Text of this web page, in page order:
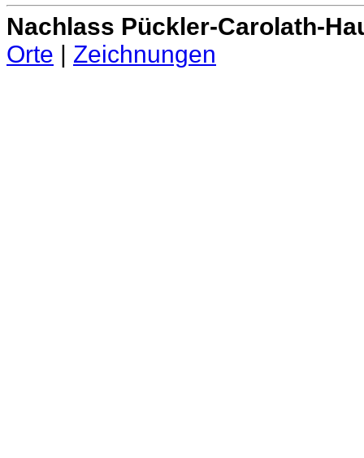
Nachlass Pückler-Carolath-
Orte | Zeichnungen